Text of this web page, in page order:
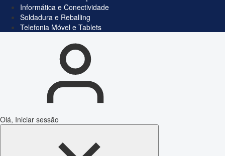
Informática e Conectividade
Soldadura e Reballing
Telefonia Móvel e Tablets
Olá, Iniciar sessão